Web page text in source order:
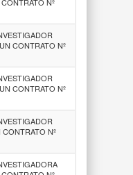
CONTRATO Nº
CONTRATO Nº
Nº